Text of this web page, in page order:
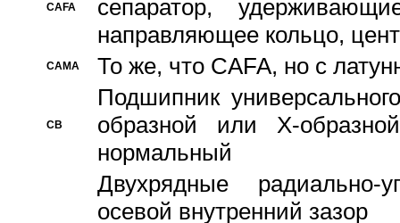
CAFA
сепаратор,
направляющее кольцо,
CAMA То же, что CAFA, но с
CB
Подшипник
образной или Х-
нормальный
Двухрядные радиально-
осевой внутренний зазор